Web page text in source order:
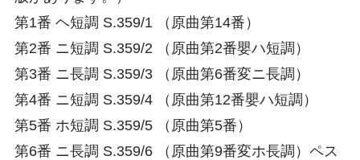
第1番 ヘ短調 S.359/1 （原曲第14番）
第2番 ニ短調 S.359/2 （原曲第2番嬰ハ短調）
第3番 ニ長調 S.359/3 （原曲第6番変ニ長調）
第4番 ニ短調 S.359/4 （原曲第12番嬰ハ短調）
第5番 ホ短調 S.359/5 （原曲第5番）
第6番 ニ長調 S.359/6 （原曲第9番変ホ長調）ペス